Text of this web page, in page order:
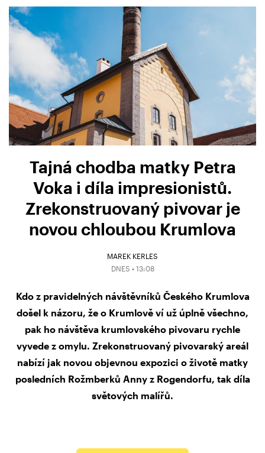
Tajná chodba matky Petra
Voka i díla impresionistů.
Zrekonstruovaný pivovar je
novou chloubou Krumlova
MAREK KERLES
DNES • 13:08
Kdo z pravidelných návštěvníků Českého Krumlova
došel k názoru, že o Krumlově ví už úplně všechno,
pak ho návštěva krumlovského pivovaru rychle
vyvede z omylu. Zrekonstruovaný pivovarský areál
nabízí jak novou objevnou expozici o životě matky
posledních Rožmberků Anny z Rogendorfu, tak díla
světových malířů.